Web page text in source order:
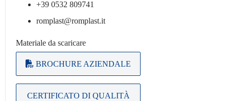
+39 0532 809741
romplast@romplast.it
Materiale da scaricare
BROCHURE AZIENDALE
CERTIFICATO DI QUALITÀ